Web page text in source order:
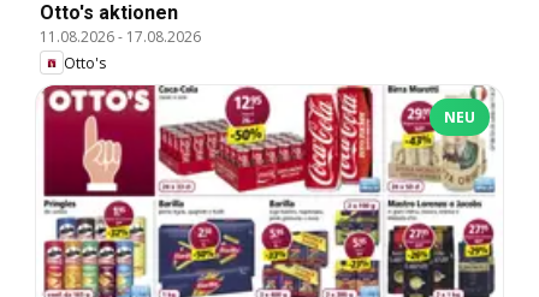
Otto's aktionen
11.08.2026- 17.08.2026
Otto's
NEU